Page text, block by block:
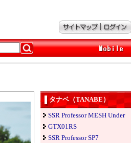
タナベ（TANABE）
SSR Professor MESH Under
GTX01RS
SSR Professor SP7